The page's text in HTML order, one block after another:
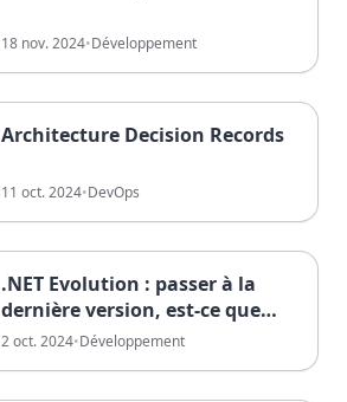
18 nov. 2024•Développement
Architecture Decision Records
11 oct. 2024•DevOps
.NET Evolution : passer à la
dernière version, est-ce que
cela vaut l'effort ?
2 oct. 2024•Développement